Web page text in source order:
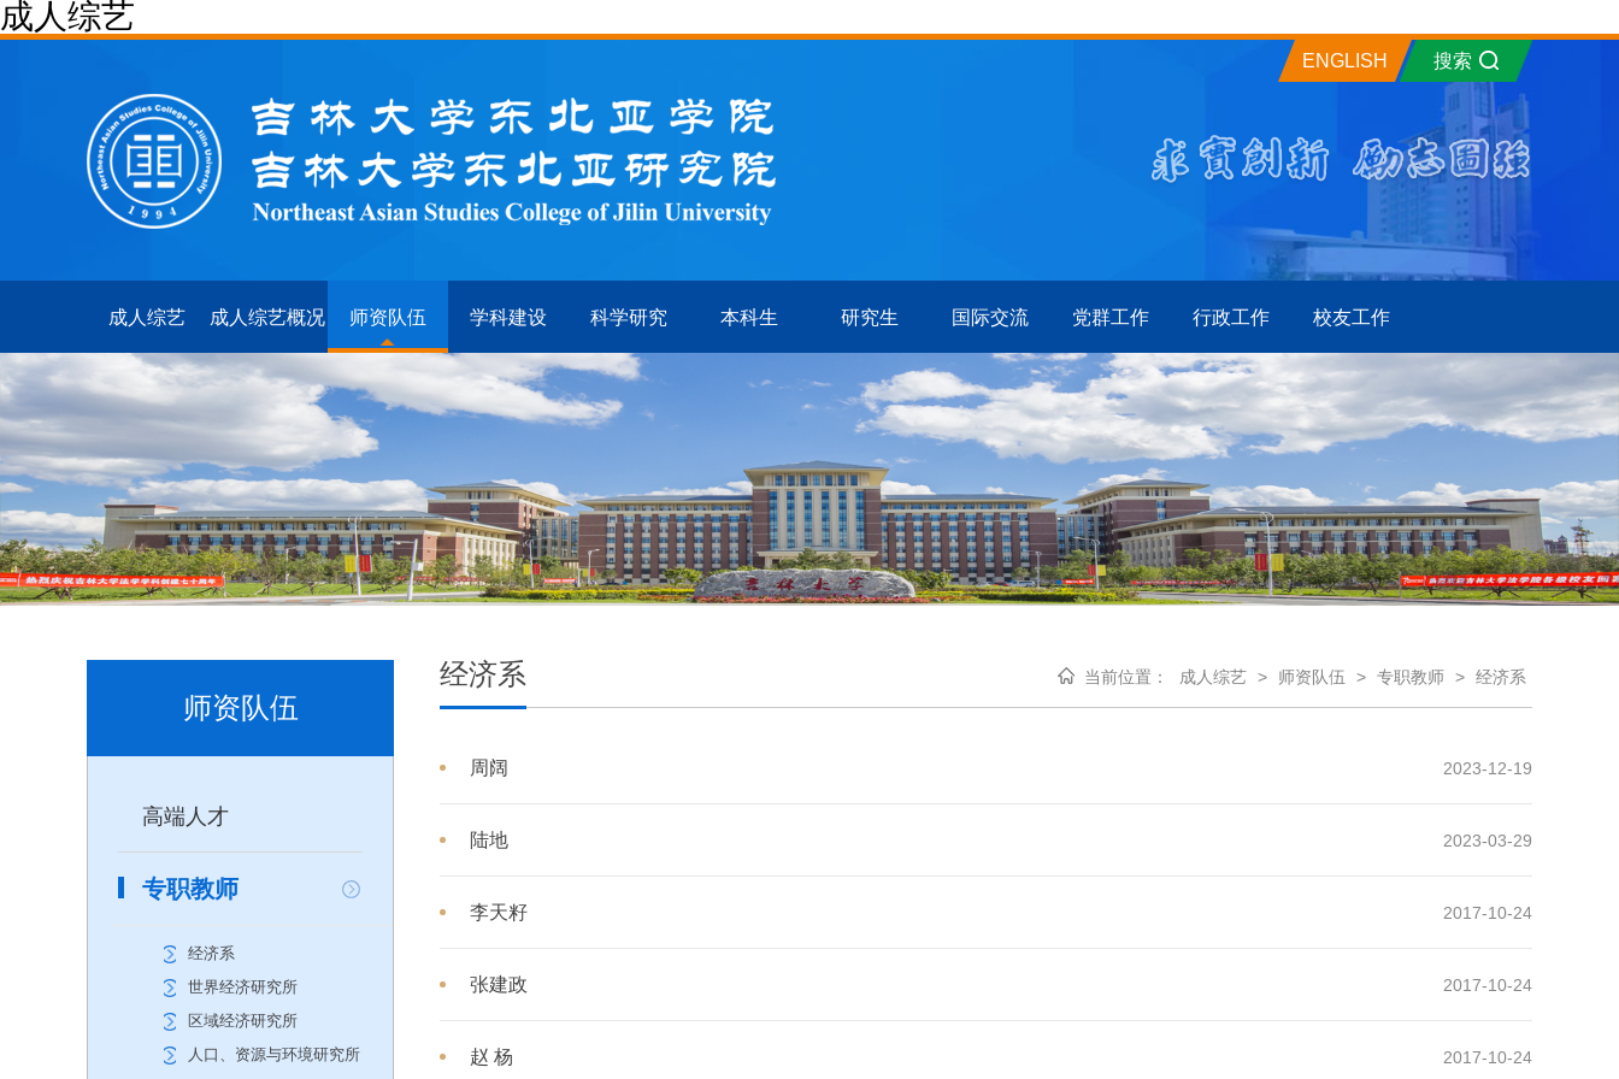
成人综艺
ENGLISH 搜索
成人综艺 成人综艺概况 师资队伍 学科建设 科学研究 本科生 研究生 国际交流 党群工作 行政工作 校友工作
师资队伍
高端人才
专职教师
经济系
世界经济研究所
区域经济研究所
人口、资源与环境研究所
经济系 当前位置： 成人综艺 > 师资队伍 > 专职教师 > 经济系
周阔 2023-12-19
陆地 2023-03-29
李天籽 2017-10-24
张建政 2017-10-24
赵 杨 2017-10-24